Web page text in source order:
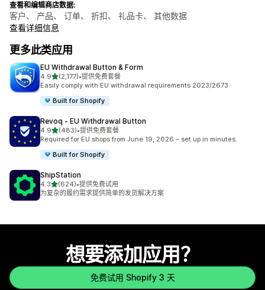
查看和编辑商店数据:
客户、 产品、 订单、 折扣、 礼品卡、 其他数据
查看详细信息
更多此类应用
EU Withdrawal Button & Form
4.9星（满分 5 星）
(2,177)
总共 2177 条评论
•提供免费套餐
Easily comply with EU withdrawal requirements 2023/2673
Built for Shopify
Revoq ‑ EU Withdrawal Button
4.9星（满分 5 星）
(483)
总共 483 条评论
•提供免费套餐
Required for EU shops from June 19, 2026 – set up in minutes.
Built for Shopify
ShipStation
4.3星（满分 5 星）
(624)
总共 624 条评论
•提供免费试用
为复杂的履约需求提供简单的发货解决方案
想要添加应用？
免费试用 Shopify 3 天